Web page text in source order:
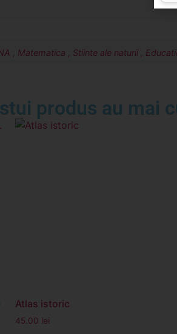
, Matematica , Stiinte ale naturii ,
produs au mai
Atlas istoric
45.00 lei